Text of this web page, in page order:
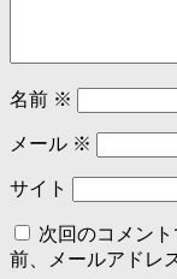
名前 ※
メール ※
サイト
次回のコメン
前、メールアドレ